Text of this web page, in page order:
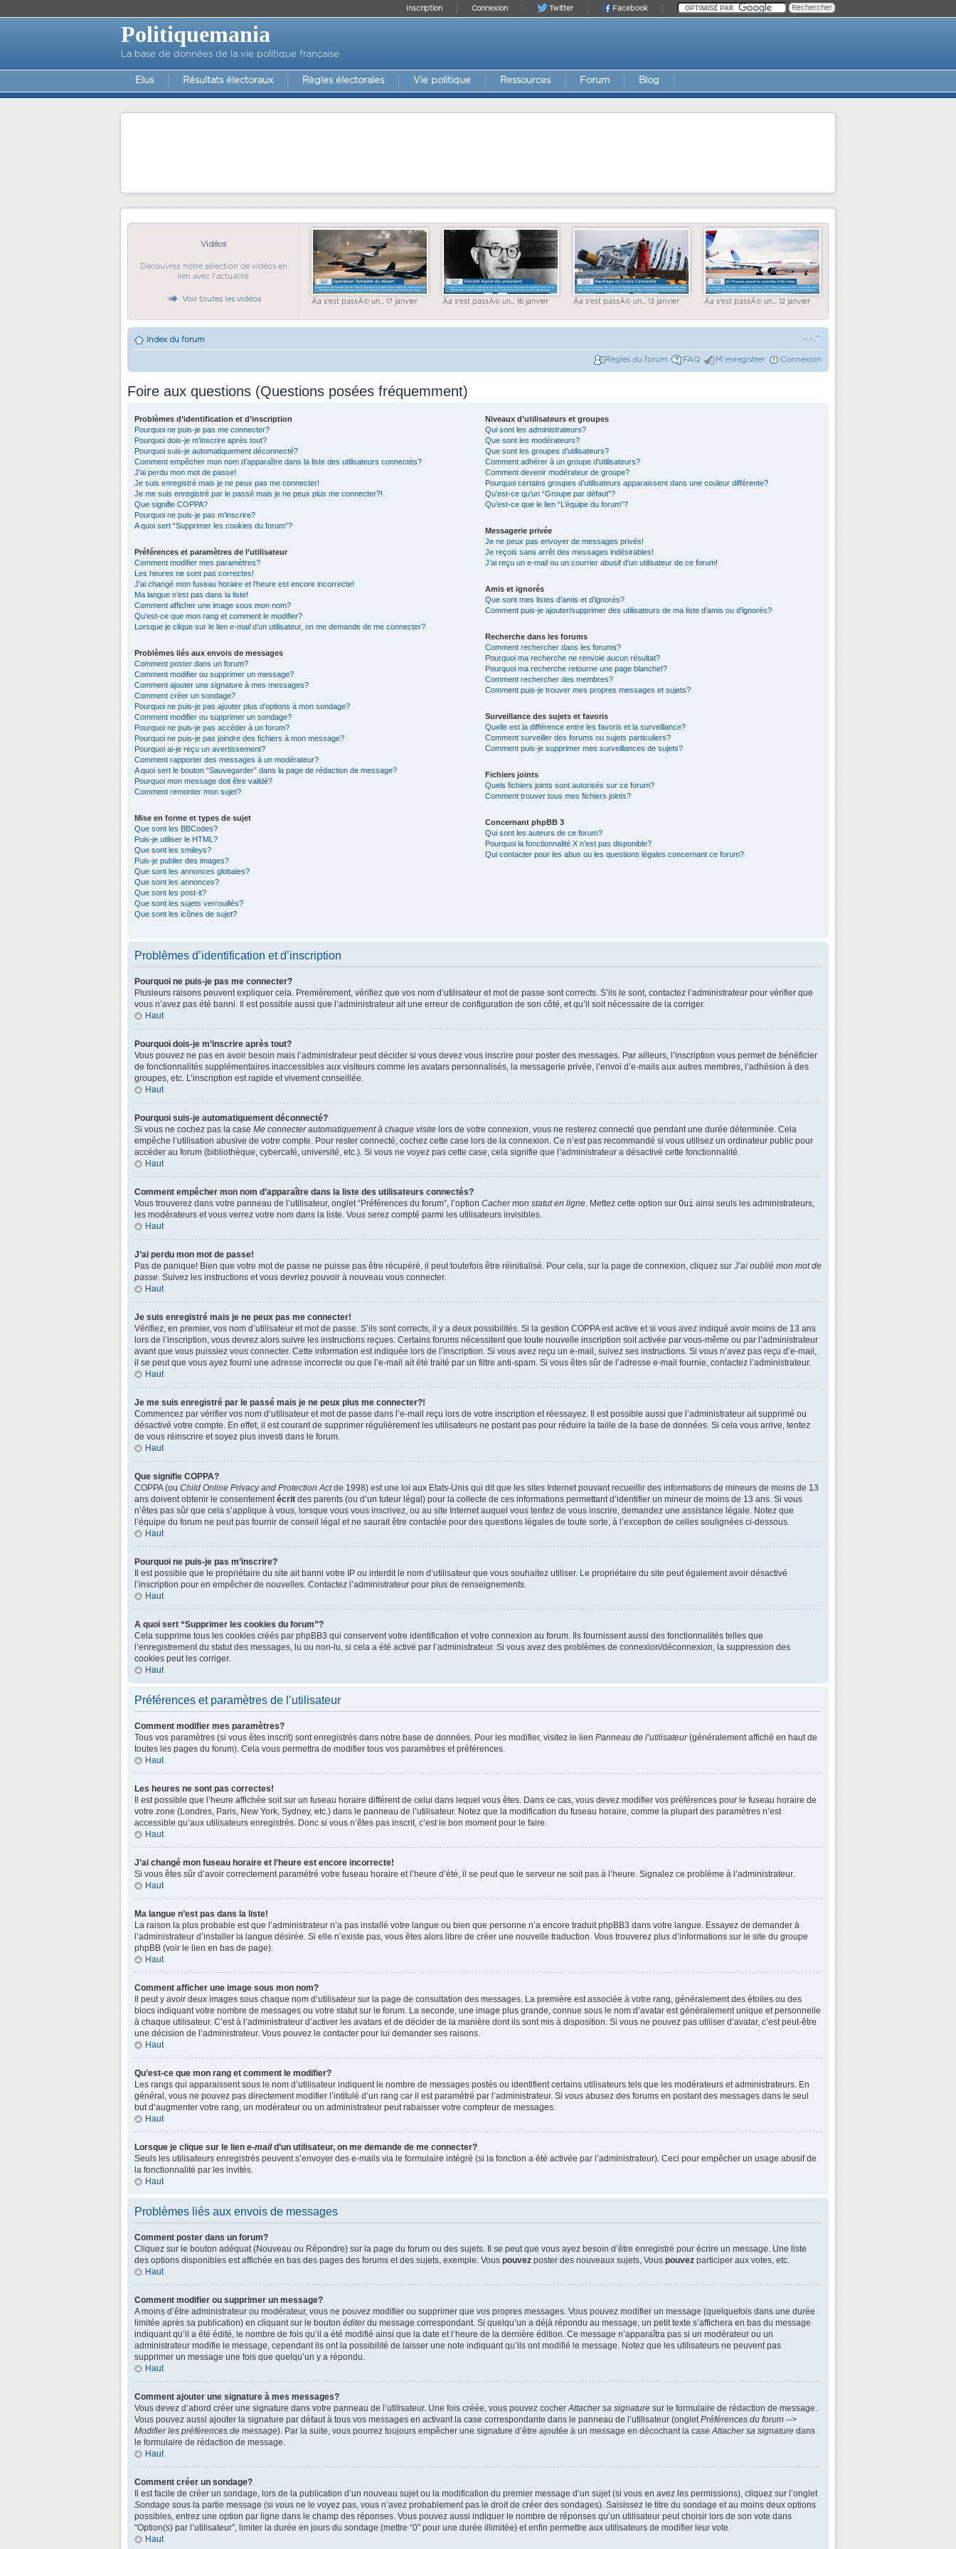
Facebook
Twitter
Connexion
Inscription
Politiquemania
La base de données de la vie politique française
Elus Résultats électoraux Règles électorales Vie politique Ressources Forum Blog
Vidéos
Découvrez notre sélection de vidéos en
lien avec l'actualité.
Voir toutes les vidéos Ãa s'est passÃ© un... 17 janvier Ãa s'est passÃ© un... 16 janvier Ãa s'est passÃ© un... 13 janvier Ãa s'est passÃ© un... 12 janvier
Index du forum
Règles du forum FAQ M’enregistrer Connexion
Foire aux questions (Questions posées fréquemment)
Problèmes d’identification et d’inscription
Pourquoi ne puis-je pas me connecter?
Pourquoi dois-je m’inscrire après tout?
Pourquoi suis-je automatiquement déconnecté?
Comment empêcher mon nom d’apparaître dans la liste des utilisateurs connectés?
J’ai perdu mon mot de passe!
Je suis enregistré mais je ne peux pas me connecter!
Je me suis enregistré par le passé mais je ne peux plus me connecter?!
Que signifie COPPA?
Pourquoi ne puis-je pas m’inscrire?
A quoi sert “Supprimer les cookies du forum”?
Préférences et paramètres de l’utilisateur
Comment modifier mes paramètres?
Les heures ne sont pas correctes!
J’ai changé mon fuseau horaire et l’heure est encore incorrecte!
Ma langue n’est pas dans la liste!
Comment afficher une image sous mon nom?
Qu’est-ce que mon rang et comment le modifier?
Lorsque je clique sur le lien e-maild’un utilisateur, on me demande de me connecter?
Problèmes liés aux envois de messages
Comment poster dans un forum?
Comment modifier ou supprimer un message?
Comment ajouter une signature à mes messages?
Comment créer un sondage?
Pourquoi ne puis-je pas ajouter plus d’options à mon sondage?
Comment modifier ou supprimer un sondage?
Pourquoi ne puis-je pas accéder à un forum?
Pourquoi ne puis-je pas joindre des fichiers à mon message?
Pourquoi ai-je reçu un avertissement?
Comment rapporter des messages à un modérateur?
A quoi sert le bouton “Sauvegarder” dans la page de rédaction de message?
Pourquoi mon message doit être validé?
Comment remonter mon sujet?
Mise en forme et types de sujet
Que sont les BBCodes?
Puis-je utiliser le HTML?
Que sont les smileys?
Puis-je publier des images?
Que sont les annonces globales?
Que sont les annonces?
Que sont les post-it?
Que sont les sujets verrouillés?
Que sont les icônes de sujet?
Niveaux d’utilisateurs et groupes
Qui sont les administrateurs?
Que sont les modérateurs?
Que sont les groupes d’utilisateurs?
Comment adhérer à un groupe d’utilisateurs?
Comment devenir modérateur de groupe?
Pourquoi certains groupes d’utilisateurs apparaissent dans une couleur différente?
Qu’est-ce qu’un “Groupe par défaut”?
Qu’est-ce que le lien “L’équipe du forum”?
Messagerie privée
Je ne peux pas envoyer de messages privés!
Je reçois sans arrêt des messages indésirables!
J’ai reçu un e-mail ou un courrier abusif d’un utilisateur de ce forum!
Amis et ignorés
Que sont mes listes d’amis et d’ignorés?
Comment puis-je ajouter/supprimer des utilisateurs de ma liste d’amis ou d’ignorés?
Recherche dans les forums
Comment rechercher dans les forums?
Pourquoi ma recherche ne renvoie aucun résultat?
Pourquoi ma recherche retourne une page blanche!?
Comment rechercher des membres?
Comment puis-je trouver mes propres messages et sujets?
Surveillance des sujets et favoris
Quelle est la différence entre les favoris et la surveillance?
Comment surveiller des forums ou sujets particuliers?
Comment puis-je supprimer mes surveillances de sujets?
Fichiers joints
Quels fichiers joints sont autorisés sur ce forum?
Comment trouver tous mes fichiers joints?
Concernant phpBB 3
Qui sont les auteurs de ce forum?
Pourquoi la fonctionnalité X n’est pas disponible?
Qui contacter pour les abus ou les questions légales concernant ce forum?
Problèmes d’identification et d’inscription
Pourquoi ne puis-je pas me connecter?
Plusieurs raisons peuvent expliquer cela. Premièrement, vérifiez que vos nom d’utilisateur et mot de passe sont corrects. S’ils le sont, contactez l’administrateur pour vérifier que
vous n’avez pas été banni. Il est possible aussi que l’administrateur ait une erreur de configuration de son côté, et qu’il soit nécessaire de la corriger.
Haut
Pourquoi dois-je m’inscrire après tout?
Vous pouvez ne pas en avoir besoin mais l’administrateur peut décider si vous devez vous inscrire pour poster des messages. Par ailleurs, l’inscription vous permet de bénéficier
de fonctionnalités supplémentaires inaccessibles aux visiteurs comme les avatars personnalisés, la messagerie privée, l’envoi d’e-mails aux autres membres, l’adhésion à des
groupes, etc. L’inscription est rapide et vivement conseillée.
Haut
Pourquoi suis-je automatiquement déconnecté?
Si vous ne cochez pas la case Me connecter automatiquement à chaque visite lors de votre connexion, vous ne resterez connecté que pendant une durée déterminée. Cela
empêche l’utilisation abusive de votre compte. Pour rester connecté, cochez cette case lors de la connexion. Ce n’est pas recommandé si vous utilisez un ordinateur public pour
accéder au forum (bibliothèque, cybercafé, université, etc.). Si vous ne voyez pas cette case, cela signifie que l’administrateur a désactivé cette fonctionnalité.
Haut
Comment empêcher mon nom d’apparaître dans la liste des utilisateurs connectés?
Vous trouverez dans votre panneau de l’utilisateur, onglet “Préférences du forum”, l’option Cacher mon statut en ligne. Mettez cette option sur Oui ainsi seuls les administrateurs,
les modérateurs et vous verrez votre nom dans la liste. Vous serez compté parmi les utilisateurs invisibles.
Haut
J’ai perdu mon mot de passe!
Pas de panique! Bien que votre mot de passe ne puisse pas être récupéré, il peut toutefois être réinitialisé. Pour cela, sur la page de connexion, cliquez sur J’ai oublié mon mot de
passe. Suivez les instructions et vous devriez pouvoir à nouveau vous connecter.
Haut
Je suis enregistré mais je ne peux pas me connecter!
Vérifiez, en premier, vos nom d’utilisateur et mot de passe. S’ils sont corrects, il y a deux possibilités. Si la gestion COPPA est active et si vous avez indiqué avoir moins de 13 ans
lors de l’inscription, vous devrez alors suivre les instructions reçues. Certains forums nécessitent que toute nouvelle inscription soit activée par vous-même ou par l’administrateur
avant que vous puissiez vous connecter. Cette information est indiquée lors de l’inscription. Si vous avez reçu un e-mail, suivez ses instructions. Si vous n’avez pas reçu d’e-mail,
il se peut que vous ayez fourni une adresse incorrecte ou que l’e-mail ait été traité par un filtre anti-spam. Si vous êtes sûr de l’adresse e-mail fournie, contactez l’administrateur.
Haut
Je me suis enregistré par le passé mais je ne peux plus me connecter?!
Commencez par vérifier vos nom d’utilisateur et mot de passe dans l’e-mail reçu lors de votre inscription et réessayez. Il est possible aussi que l’administrateur ait supprimé ou
désactivé votre compte. En effet, il est courant de supprimer régulièrement les utilisateurs ne postant pas pour réduire la taille de la base de données. Si cela vous arrive, tentez
de vous réinscrire et soyez plus investi dans le forum.
Haut
Que signifie COPPA?
COPPA (ou Child Online Privacy and Protection Actde 1998) est une loi aux Etats-Unis qui dit que les sites Internet pouvant recueillir des informations de mineurs de moins de 13
ans doivent obtenir le consentementécrit des parents (ou d’un tuteur légal) pour la collecte de ces informations permettant d’identifier un mineur de moins de 13 ans. Si vous
n’êtes pas sûr que cela s’applique à vous, lorsque vous vous inscrivez, ou au site Internet auquel vous tentez de vous inscrire, demandez une assistance légale. Notez que
l’équipe du forum ne peut pas fournir de conseil légal et ne saurait être contactée pour des questions légales de toute sorte, à l’exception de celles soulignées ci-dessous.
Haut
Pourquoi ne puis-je pas m’inscrire?
Il est possible que le propriétaire du site ait banni votre IP ou interdit le nom d’utilisateur que vous souhaitez utiliser. Le propriétaire du site peut également avoir désactivé
l’inscription pour en empêcher de nouvelles. Contactez l’administrateur pour plus de renseignements.
Haut
A quoi sert “Supprimer les cookies du forum”?
Cela supprime tous les cookies créés par phpBB3 qui conservent votre identification et votre connexion au forum. Ils fournissent aussi des fonctionnalités telles que
l’enregistrement du statut des messages, lu ou non-lu, si cela a été activé par l’administrateur. Si vous avez des problèmes de connexion/déconnexion, la suppression des
cookies peut les corriger.
Haut
Préférences et paramètres de l’utilisateur
Comment modifier mes paramètres?
Tous vos paramètres (si vous êtes inscrit) sont enregistrés dans notre base de données. Pour les modifier, visitez le lien Panneau de l’utilisateur(généralement affiché en haut de
toutes les pages du forum). Cela vous permettra de modifier tous vos paramètres et préférences.
Haut
Les heures ne sont pas correctes!
Il est possible que l’heure affichée soit sur un fuseau horaire différent de celui dans lequel vous êtes. Dans ce cas, vous devez modifier vos préférences pour le fuseau horaire de
votre zone (Londres, Paris, New York, Sydney, etc.) dans le panneau de l’utilisateur. Notez que la modification du fuseau horaire, comme la plupart des paramètres n’est
accessible qu’aux utilisateurs enregistrés. Donc si vous n’êtes pas inscrit, c’est le bon moment pour le faire.
Haut
J’ai changé mon fuseau horaire et l’heure est encore incorrecte!
Si vous êtes sûr d’avoir correctement paramétré votre fuseau horaire et l’heure d’été, il se peut que le serveur ne soit pas à l’heure. Signalez ce problème à l’administrateur.
Haut
Ma langue n’est pas dans la liste!
La raison la plus probable est que l’administrateur n’a pas installé votre langue ou bien que personne n’a encore traduit phpBB3 dans votre langue. Essayez de demander à
l’administrateur d’installer la langue désirée. Si elle n’existe pas, vous êtes alors libre de créer une nouvelle traduction. Vous trouverez plus d’informations sur le site du groupe
phpBB (voir le lien en bas de page).
Haut
Comment afficher une image sous mon nom?
Il peut y avoir deux images sous chaque nom d’utilisateur sur la page de consultation des messages. La première est associée à votre rang, généralement des étoiles ou des
blocs indiquant votre nombre de messages ou votre statut sur le forum. La seconde, une image plus grande, connue sous le nom d’avatar est généralement unique et personnelle
à chaque utilisateur. C’est à l’administrateur d’activer les avatars et de décider de la manière dont ils sont mis à disposition. Si vous ne pouvez pas utiliser d’avatar, c’est peut-être
une décision de l’administrateur. Vous pouvez le contacter pour lui demander ses raisons.
Haut
Qu’est-ce que mon rang et comment le modifier?
Les rangs qui apparaissent sous le nom d’utilisateur indiquent le nombre de messages postés ou identifient certains utilisateurs tels que les modérateurs et administrateurs. En
général, vous ne pouvez pas directement modifier l’intitulé d’un rang car il est paramétré par l’administrateur. Si vous abusez des forums en postant des messages dans le seul
but d’augmenter votre rang, un modérateur ou un administrateur peut rabaisser votre compteur de messages.
Haut
Lorsque je clique sur le lien e-maild’un utilisateur, on me demande de me connecter?
Seuls les utilisateurs enregistrés peuvent s’envoyer des e-mails via le formulaire intégré (si la fonction a été activée par l’administrateur). Ceci pour empêcher un usage abusif de
la fonctionnalité par les invités.
Haut
Problèmes liés aux envois de messages
Comment poster dans un forum?
Cliquez sur le bouton adéquat (Nouveau ou Répondre) sur la page du forum ou des sujets. Il se peut que vous ayez besoin d’être enregistré pour écrire un message. Une liste
des options disponibles est affichée en bas des pages des forums et des sujets, exemple: Vous pouvez poster des nouveaux sujets, Vous pouvez participer aux votes, etc.
Haut
Comment modifier ou supprimer un message?
A moins d’être administrateur ou modérateur, vous ne pouvez modifier ou supprimer que vos propres messages. Vous pouvez modifier un message (quelquefois dans une durée
limitée après sa publication) en cliquant sur le bouton éditerdu message correspondant. Si quelqu’un a déjà répondu au message, un petit texte s’affichera en bas du message
indiquant qu’il a été édité, le nombre de fois qu’il a été modifié ainsi que la date et l’heure de la dernière édition. Ce message n’apparaîtra pas si un modérateur ou un
administrateur modifie le message, cependant ils ont la possibilité de laisser une note indiquant qu’ils ont modifié le message. Notez que les utilisateurs ne peuvent pas
supprimer un message une fois que quelqu’un y a répondu.
Haut
Comment ajouter une signature à mes messages?
Vous devez d’abord créer une signature dans votre panneau de l’utilisateur. Une fois créée, vous pouvez cocherAttacher sa signature sur le formulaire de rédaction de message.
Vous pouvez aussi ajouter la signature par défaut à tous vos messages en activant la case correspondante dans le panneau de l’utilisateur (ongletPréférences du forum -->
Modifier les préférences de message). Par la suite, vous pourrez toujours empêcher une signature d’être ajoutée à un message en décochant la caseAttacher sa signature dans
le formulaire de rédaction de message.
Haut
Comment créer un sondage?
Il est facile de créer un sondage, lors de la publication d’un nouveau sujet ou la modification du premier message d’un sujet (si vous en avez les permissions), cliquez sur l’onglet
Sondage sous la partie message (si vous ne le voyez pas, vous n’avez probablement pas le droit de créer des sondages). Saisissez le titre du sondage et au moins deux options
possibles, entrez une option par ligne dans le champ des réponses. Vous pouvez aussi indiquer le nombre de réponses qu’un utilisateur peut choisir lors de son vote dans
“Option(s) par l’utilisateur”, limiter la durée en jours du sondage (mettre “0” pour une durée illimitée) et enfin permettre aux utilisateurs de modifier leur vote.
Haut